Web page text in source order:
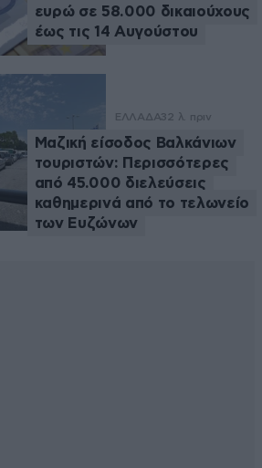
ευρώ σε 58.000 δικαιούχους
έως τις 14 Αυγούστου
ΕΛΛΑΔΑ32 λ. πριν
Μαζική είσοδος Βαλκάνιων
τουριστών: Περισσότερες
από 45.000 διελεύσεις
καθημερινά από το τελωνείο
των Ευζώνων